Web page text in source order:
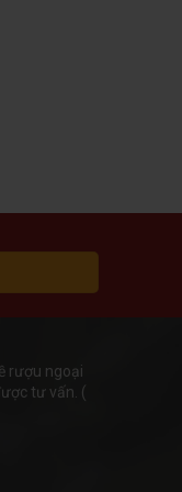
rượu ngoại
tư vấn. (